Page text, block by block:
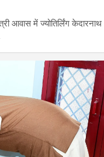
आवास में ज्योतिर्लिंग केदारनाथ